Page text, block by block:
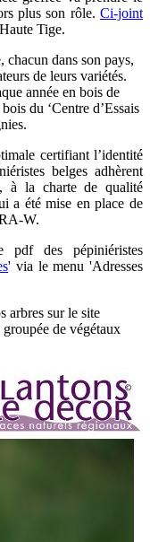
plus son rôle. Ci-joint
Tige.
dans son pays,
de leurs variétés.
année en bois de
du ‘Centre d’Essais
certifiant l’identité
belges adhèrent
à la charte de qualité
a été mise en place de
W.
des pépiniéristes
' via le menu 'Adresses
arbres sur le site
de végétaux